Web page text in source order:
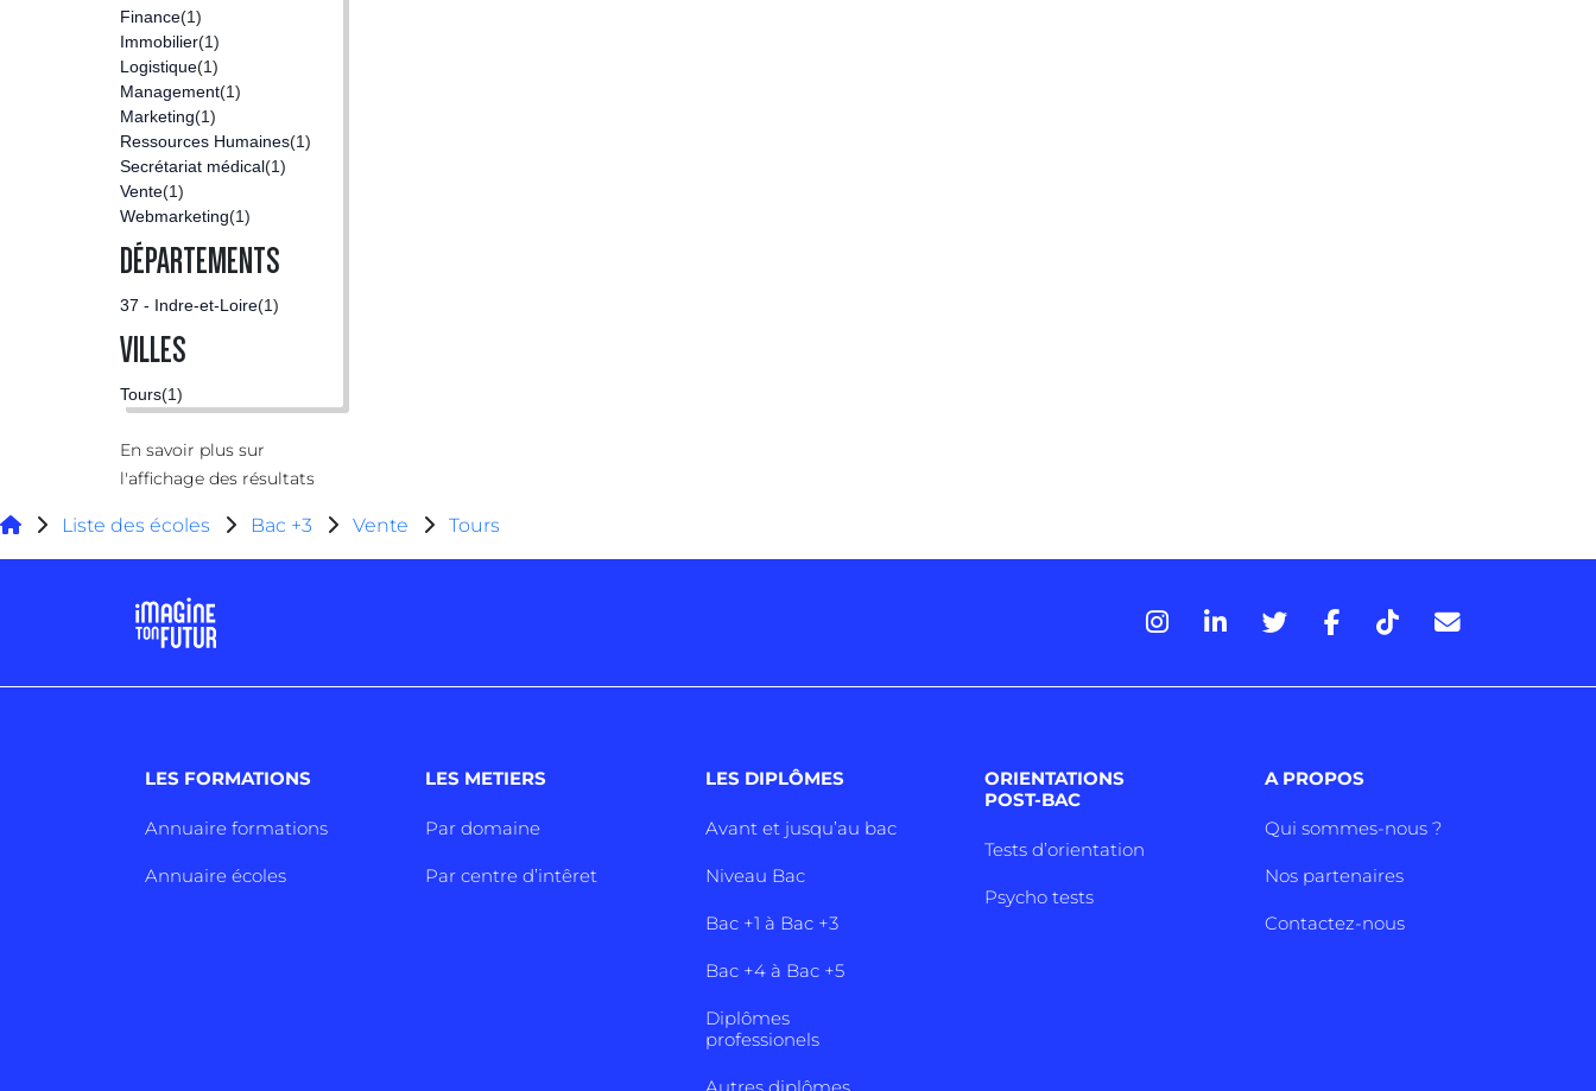
Finance(1)
Immobilier(1)
Logistique(1)
Management(1)
Marketing(1)
Ressources Humaines(1)
Secrétariat médical(1)
Vente(1)
Webmarketing(1)
DÉPARTEMENTS
37 - Indre-et-Loire(1)
VILLES
Tours(1)
En savoir plus sur
l'affichage des résultats
Liste des écoles Bac +3 Vente Tours
LES FORMATIONS
Annuaire formations
Annuaire écoles
LES METIERS
Par domaine
Par centre d’intêret
LES DIPLÔMES
Avant et jusqu’au bac
Niveau Bac
Bac +1 à Bac +3
Bac +4 à Bac +5
Diplômes
professionels
Autres diplômes
ORIENTATIONS
POST-BAC
Tests d’orientation
Psycho tests
A PROPOS
Qui sommes-nous ?
Nos partenaires
Contactez-nous